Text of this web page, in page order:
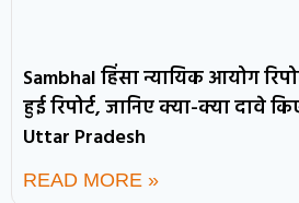
Sambhal हिंसा न्यायिक आयोग
हुई रिपोर्ट, जानिए क्या-क्या दावे
Uttar Pradesh
READ MORE »